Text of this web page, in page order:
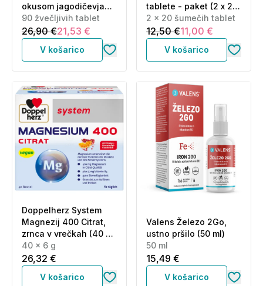
okusom jagodičevja
(90 tablet)
90 žvečljivih tablet
26,90 €21,53 €
V košarico
tablete - paket (2 x 20
šumečih tablet)
2 x 20 šumečih tablet
12,50 €11,00 €
V košarico
Doppelherz System
Magnezij 400 Citrat,
zrnca v vrečkah (40 x
6 g)
40 x 6 g
26,32 €
V košarico
Valens Železo 2Go,
ustno pršilo (50 ml)
50 ml
15,49 €
V košarico